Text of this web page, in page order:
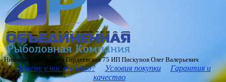
Нижний Новгород ул Гордеевская 75 ИП Пискунов Олег Валерьевич
Почему у нас выгодно? Условия покупки
Гарантия и
качество